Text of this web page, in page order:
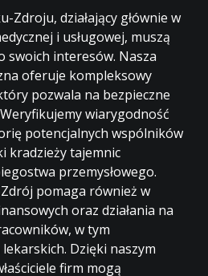
Zdroju, działający głównie w
i usługowej, muszą
swoich interesów. Nasza
oferuje kompleksowy
pozwala na bezpieczne
wiarygodność
potencjalnych wspólników
kradzieży tajemnic
przemysłowego.
pomaga również w
oraz działania na
w tym
Dzięki naszym
firm mogą